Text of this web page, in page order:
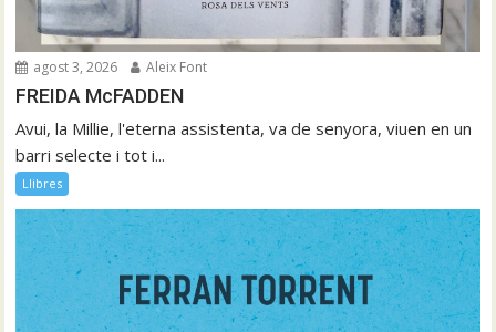
agost 3, 2026 Aleix Font
FREIDA McFADDEN
Avui, la Millie, l'eterna assistenta, va de senyora, viuen en un
barri selecte i tot i...
Llibres